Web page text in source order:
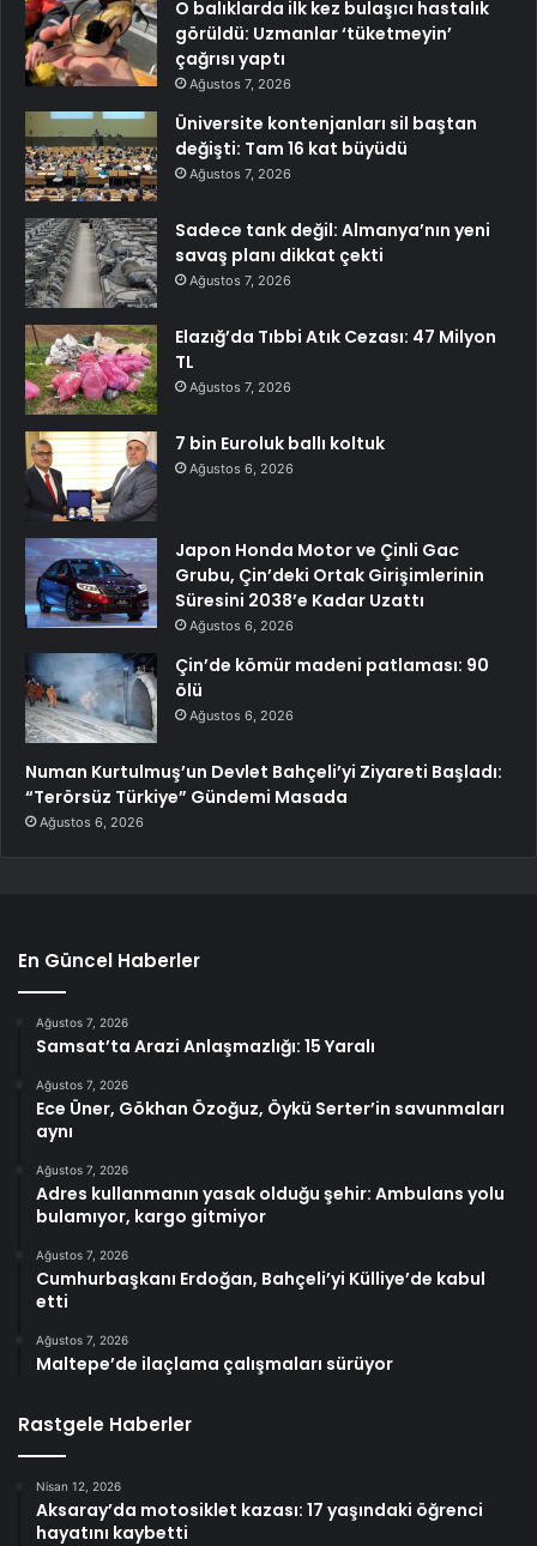
O balıklarda ilk kez bulaşıcı hastalık
görüldü: Uzmanlar ‘tüketmeyin’
çağrısı yaptı
Ağustos 7, 2026
Üniversite kontenjanları sil baştan
değişti: Tam 16 kat büyüdü
Ağustos 7, 2026
Sadece tank değil: Almanya’nın yeni
savaş planı dikkat çekti
Ağustos 7, 2026
Elazığ’da Tıbbi Atık Cezası: 47 Milyon
TL
Ağustos 7, 2026
7 bin Euroluk ballı koltuk
Ağustos 6, 2026
Japon Honda Motor ve Çinli Gac
Grubu, Çin’deki Ortak Girişimlerinin
Süresini 2038’e Kadar Uzattı
Ağustos 6, 2026
Çin’de kömür madeni patlaması: 90
ölü
Ağustos 6, 2026
Numan Kurtulmuş’un Devlet Bahçeli’yi Ziyareti Başladı:
“Terörsüz Türkiye” Gündemi Masada
Ağustos 6, 2026
En Güncel Haberler
Ağustos 7, 2026
Samsat’ta Arazi Anlaşmazlığı: 15 Yaralı
Ağustos 7, 2026
Ece Üner, Gökhan Özoğuz, Öykü Serter’in savunmaları
aynı
Ağustos 7, 2026
Adres kullanmanın yasak olduğu şehir: Ambulans yolu
bulamıyor, kargo gitmiyor
Ağustos 7, 2026
Cumhurbaşkanı Erdoğan, Bahçeli’yi Külliye’de kabul
etti
Ağustos 7, 2026
Maltepe’de ilaçlama çalışmaları sürüyor
Rastgele Haberler
Nisan 12, 2026
Aksaray’da motosiklet kazası: 17 yaşındaki öğrenci
hayatını kaybetti